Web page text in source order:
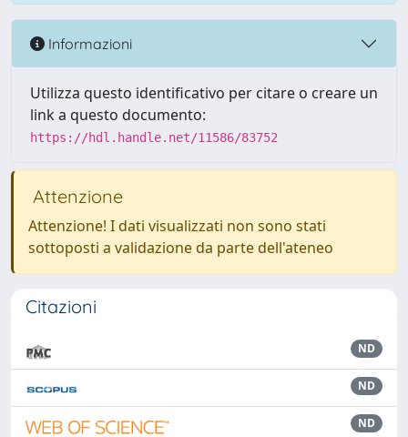
Informazioni
Utilizza questo identificativo per citare o creare un
link a questo documento:
https://hdl.handle.net/11586/83752
Attenzione
Attenzione! I dati visualizzati non sono stati
sottoposti a validazione da parte dell'ateneo
Citazioni
ND
ND
ND